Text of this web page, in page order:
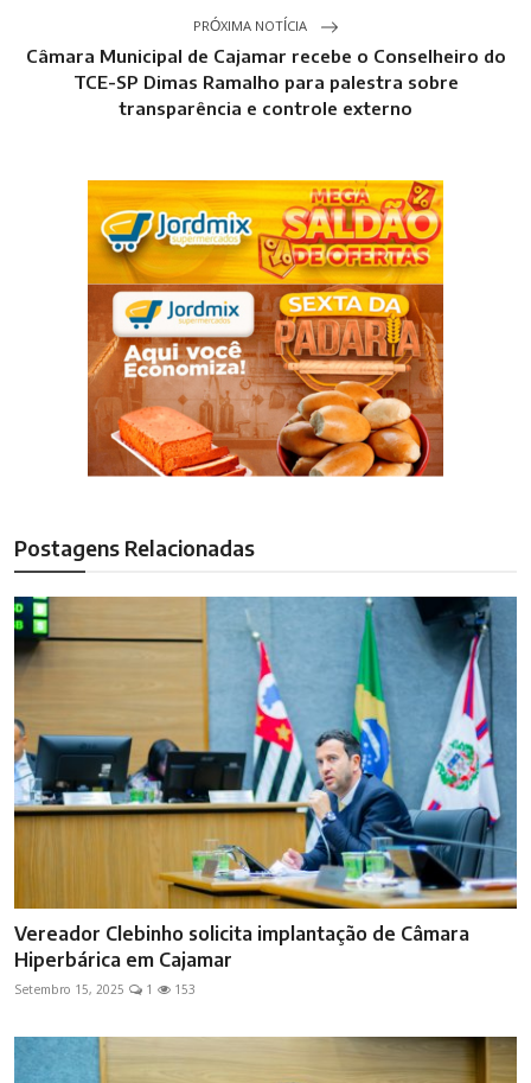
PRÓXIMA NOTÍCIA
Câmara Municipal de Cajamar recebe o Conselheiro do
TCE-SP Dimas Ramalho para palestra sobre
transparência e controle externo
Postagens Relacionadas
Vereador Clebinho solicita implantação de Câmara
Hiperbárica em Cajamar
Setembro 15, 2025 1 153